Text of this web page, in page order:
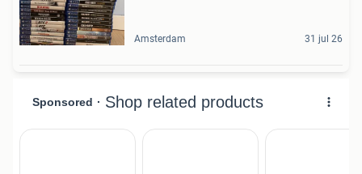
Amsterdam 31 jul 26